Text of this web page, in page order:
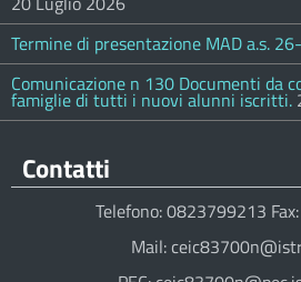
Termine di presentazione MAD a.s.
Comunicazione n 130 Documenti da
famiglie di tutti i nuovi alunni iscritti.
Contatti
Telefono: 0823799213
Mail: